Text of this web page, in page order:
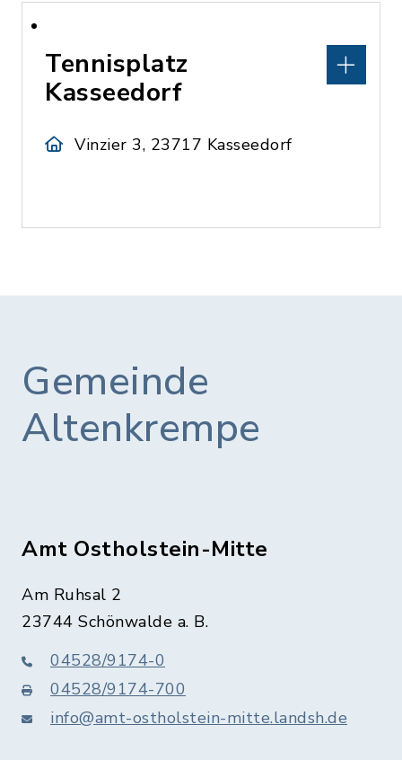
Tennisplatz
Kasseedorf
Vinzier 3, 23717 Kasseedorf
Gemeinde
Altenkrempe
Amt Ostholstein-Mitte
Am Ruhsal 2
23744 Schönwalde a. B.
04528/9174-0
04528/9174-700
info@amt-ostholstein-mitte.landsh.de